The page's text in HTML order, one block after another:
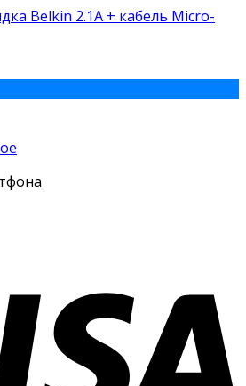
Belkin 2.1A + кабель Micro-